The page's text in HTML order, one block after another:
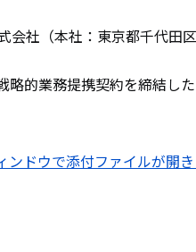
会社（本社：東京都千代田
的業務提携契約を締結し
ドウで添付ファイルが開き